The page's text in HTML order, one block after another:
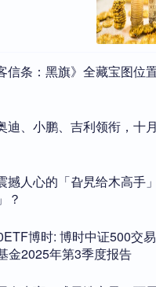
信条：黑旗》全藏宝图位
迪、小鹏、吉利领衔，十
撼人心的「旮旯给木高手
？
博时: 博时中证500交
金2025年第3季度报告